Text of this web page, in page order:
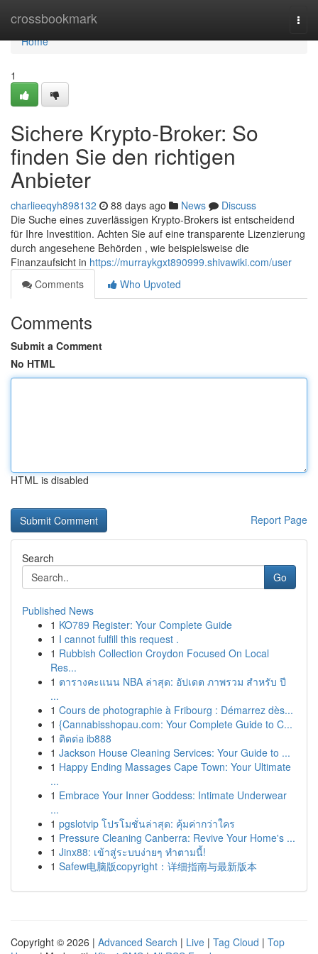
crossbookmark
Home
Home
1
Sichere Krypto-Broker: So
finden Sie den richtigen
Anbieter
charlieeqyh898132 88 days ago News
Discuss
Die Suche eines zuverlässigen Krypto-Brokers ist entscheidend
für Ihre Investition. Achten Sie auf eine transparente Lizenzierung
durch angesehene Behörden , wie beispielsweise die
Finanzaufsicht in https://murraykgxt890999.shivawiki.com/user
Comments
Who Upvoted
Comments
Submit a Comment
No HTML
HTML is disabled
Report Page
Search
Go
Published News
1 KO789 Register: Your Complete Guide
1 I cannot fulfill this request .
1 Rubbish Collection Croydon Focused On Local
Res...
1 ตารางคะแนน NBA ล่าสุด: อัปเดต ภาพรวม สำหรับ ปี
...
1 Cours de photographie à Fribourg : Démarrez dès...
1 {Cannabisshopau.com: Your Complete Guide to C...
1 ติดต่อ ib888
1 Jackson House Cleaning Services: Your Guide to ...
1 Happy Ending Massages Cape Town: Your Ultimate
...
1 Embrace Your Inner Goddess: Intimate Underwear
...
1 pgslotvip โปรโมชั่นล่าสุด: คุ้มค่ากว่าใคร
1 Pressure Cleaning Canberra: Revive Your Home's ...
1 Jinx88: เข้าสู่ระบบง่ายๆ ทำตามนี้!
1 Safew电脑版copyright：详细指南与最新版本
Copyright © 2026 | Advanced Search | Live | Tag Cloud | Top